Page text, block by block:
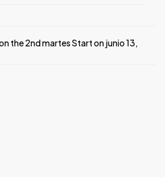
the 2nd martes Start on junio 13,